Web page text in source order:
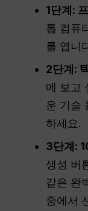
1단계:
톱 컴퓨
를 엽니
2단계:
에 보고
운 기술
하세요.
3단계:
생성 버
같은 완
중에서